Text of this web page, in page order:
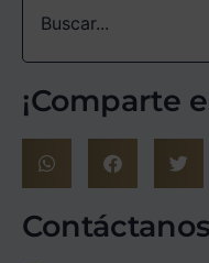
¡Comparte
Contáctanos